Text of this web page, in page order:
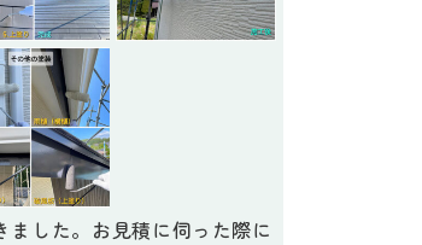
ました。お見積に伺った際に